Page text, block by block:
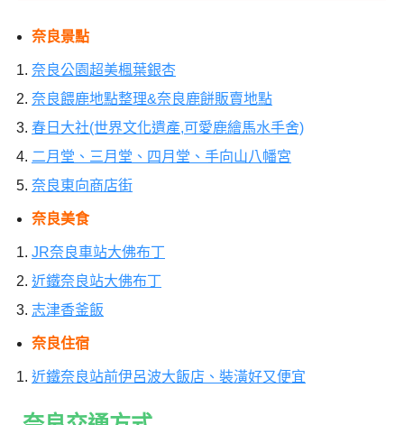
奈良景點
奈良公園超美楓葉銀杏
奈良餵鹿地點整理&奈良鹿餅販賣地點
春日大社(世界文化遺產,可愛鹿繪馬水手舍)
二月堂、三月堂、四月堂、手向山八幡宮
奈良東向商店街
奈良美食
JR奈良車站大佛布丁
近鐵奈良站大佛布丁
志津香釜飯
奈良住宿
近鐵奈良站前伊呂波大飯店、裝潢好又便宜